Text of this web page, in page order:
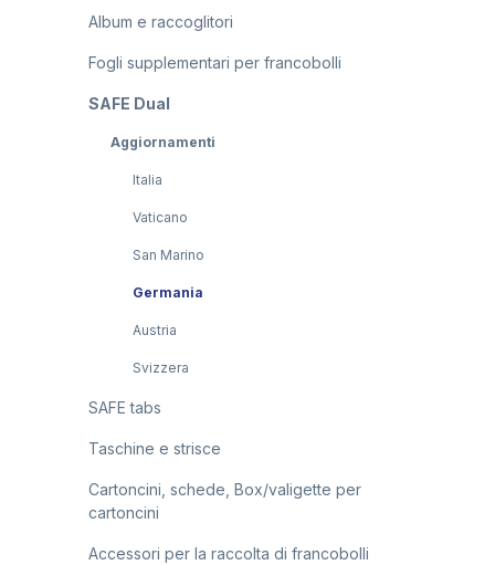
Album e raccoglitori
Fogli supplementari per francobolli
SAFE Dual
Aggiornamenti
Italia
Vaticano
San Marino
Germania
Austria
Svizzera
SAFE tabs
Taschine e strisce
Cartoncini, schede, Box/valigette per
cartoncini
Accessori per la raccolta di francobolli